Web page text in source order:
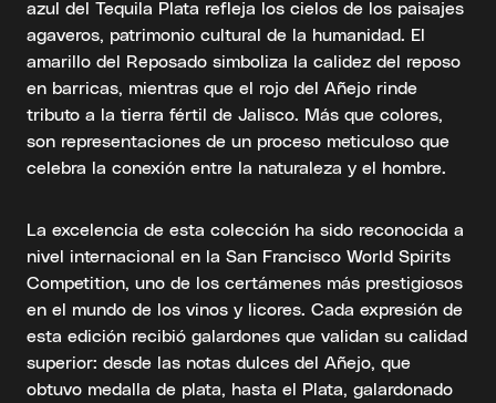
azul del Tequila Plata refleja los cielos de los paisajes
agaveros, patrimonio cultural de la humanidad. El
amarillo del Reposado simboliza la calidez del reposo
en barricas, mientras que el rojo del Añejo rinde
tributo a la tierra fértil de Jalisco. Más que colores,
son representaciones de un proceso meticuloso que
celebra la conexión entre la naturaleza y el hombre.
La excelencia de esta colección ha sido reconocida a
nivel internacional en la San Francisco World Spirits
Competition, uno de los certámenes más prestigiosos
en el mundo de los vinos y licores. Cada expresión de
esta edición recibió galardones que validan su calidad
superior: desde las notas dulces del Añejo, que
obtuvo medalla de plata, hasta el Plata, galardonado